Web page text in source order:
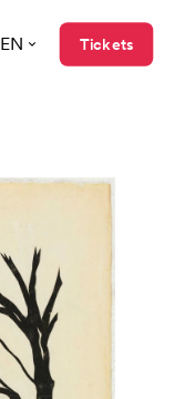
EN Tickets